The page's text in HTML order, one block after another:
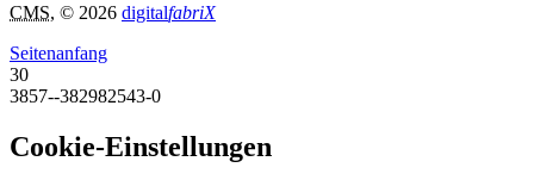
CMS, © 2026 digitalfabriX
Seitenanfang
30
3857--382982543-0
Cookie-Einstellungen